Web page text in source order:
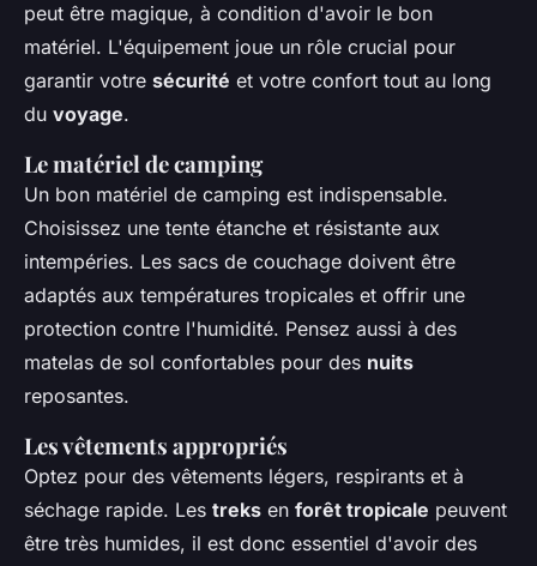
peut être magique, à condition d'avoir le bon
matériel. L'équipement joue un rôle crucial pour
garantir votre sécurité et votre confort tout au long
du voyage.
Le matériel de camping
Un bon matériel de camping est indispensable.
Choisissez une tente étanche et résistante aux
intempéries. Les sacs de couchage doivent être
adaptés aux températures tropicales et offrir une
protection contre l'humidité. Pensez aussi à des
matelas de sol confortables pour des nuits
reposantes.
Les vêtements appropriés
Optez pour des vêtements légers, respirants et à
séchage rapide. Les treks en forêt tropicale peuvent
être très humides, il est donc essentiel d'avoir des